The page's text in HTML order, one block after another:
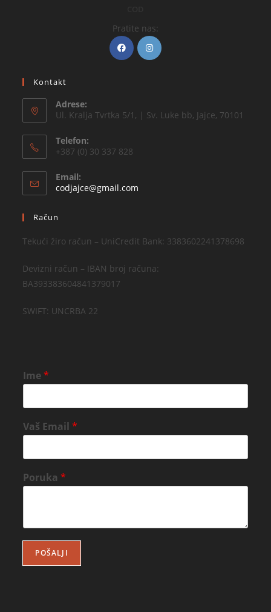
Pratite nas:
Kontakt
Adrese:
Ul. Kralja Tvrtka 5/1, | Sv. Luke bb, Jajce, 70101
Telefon:
+387 (0) 30 337 828
Email:
codjajce@gmail.com
Račun
Tekući žiro račun – UniCredit Bank: 3383602241378698
Devizni račun – IBAN broj računa:
BA393383604841379017
SWIFT: UNCRBA 22
Ime*
Vaš Email*
Poruka*
POŠALJI